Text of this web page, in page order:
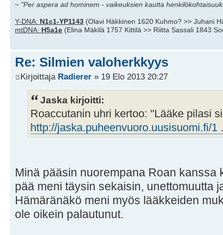
~ "Per aspera ad hominem - vaikeuksien kautta
Y-DNA: N1c1-YP1143 (Olavi Häkkinen 1620 Kuhmo? >> Juhani
mtDNA: H5a1e (Elina Mäkilä 1757 Kittilä >> Riitta Sassali 1843
Re: Silmien valoherkkyys
Kirjoittaja Radierer » 19 Elo 2013 20:27
Jaska kirjoitti:
Roaccutanin uhri kertoo: "Lääke pilasi
http://jaska.puheenvuoro.uusisuomi.fi/1
Minä pääsin nuorempana Roan kanssa
pää meni täysin sekaisin, unettomuutta
Hämäränäkö meni myös lääkkeiden
ole oikein palautunut.